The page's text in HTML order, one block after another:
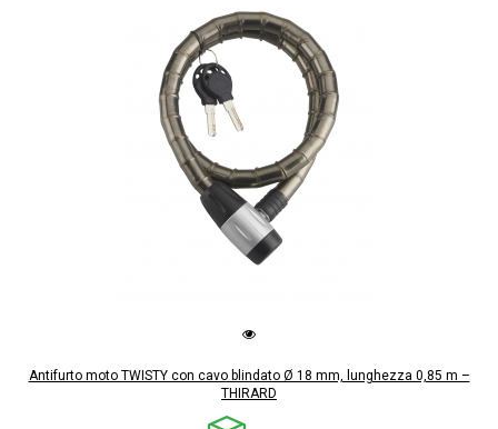
Antifurto moto TWISTY con cavo blindato Ø 18 mm, lunghezza 0,85 m –
THIRARD